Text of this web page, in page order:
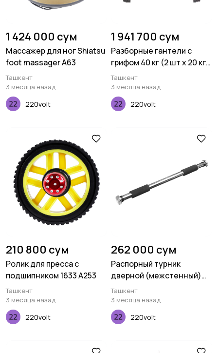
1 424 000 сум
Массажер для ног Shiatsu
foot massager A63
Ташкент
3 месяца назад
220volt
1 941 700 сум
Разборные гантели с
грифом 40 кг (2 шт х 20 кг)
A544
Ташкент
3 месяца назад
220volt
210 800 сум
Ролик для пресса с
подшипником 1633 A253
Ташкент
3 месяца назад
220volt
262 000 сум
Распорный турник
дверной (межстенный)
80см-130см A270
Ташкент
3 месяца назад
220volt